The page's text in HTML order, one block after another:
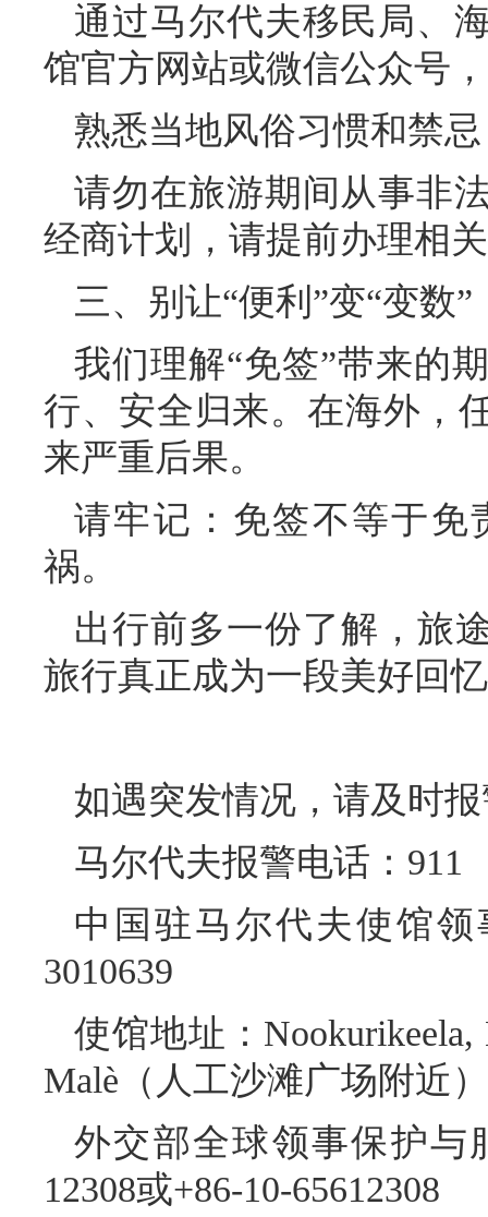
通过马尔代夫移民局、
馆官方网站或微信公众号
熟悉当地风俗习惯和禁
请勿在旅游期间从事非
经商计划，请提前办理相
三、别让“便利”变“变数”
我们理解“免签”带来的
行、安全归来。在海外，
来严重后果。
请牢记：免签不等于免
祸。
出行前多一份了解，旅
旅行真正成为一段美好回
如遇突发情况，请及时
马尔代夫报警电话：911
中国驻马尔代夫使馆领
3010639
使馆地址：Nookurikeela,
Malè（人工沙滩广场附近
外交部全球领事保护与
12308或+86-10-65612308